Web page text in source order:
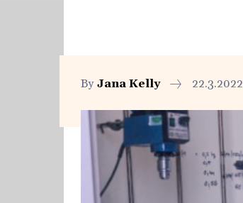
By Jana Kelly 22.3.2022